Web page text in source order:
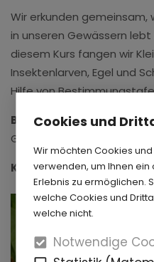
Cookies und
Wir möchten Cookies
verwenden, um Ihnen
Erlebnis zu ermöglichen.
welche Cookies und
welche nicht.
Notwendige
Wir erkunden
in unseren Gewässern lebt
diesem Kurs fangen wir
Insektenlarven, Egel und
Hilfe von
Besonderes:
Gummistiefel und
Klasse:ab Klasse 2